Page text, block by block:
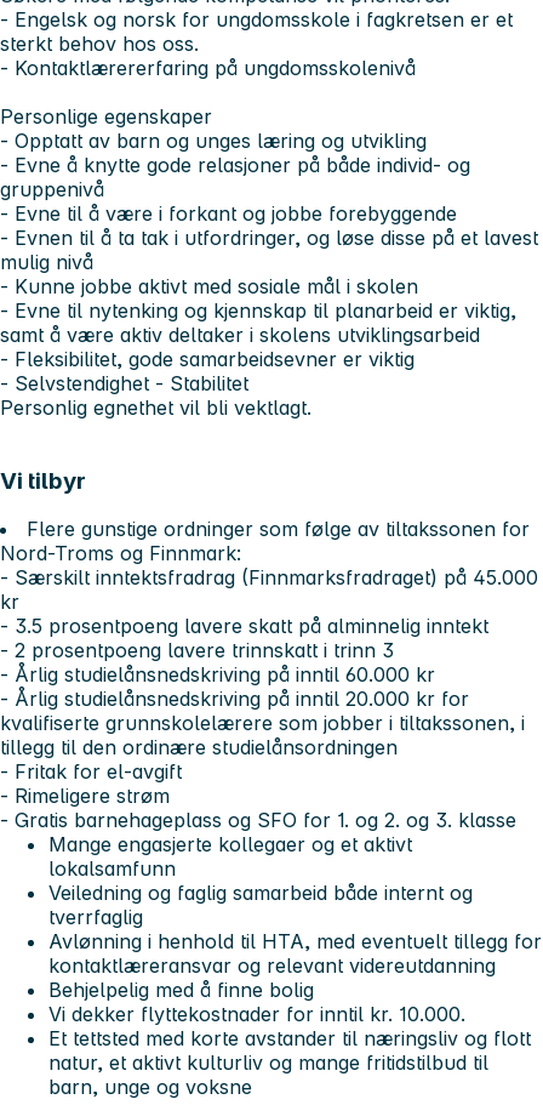
- Engelsk og norsk for ungdomsskole i fagkretsen er et
sterkt behov hos oss.
- Kontaktlærererfaring på ungdomsskolenivå
Personlige egenskaper
- Opptatt av barn og unges læring og utvikling
- Evne å knytte gode relasjoner på både individ- og
gruppenivå
- Evne til å være i forkant og jobbe forebyggende
- Evnen til å ta tak i utfordringer, og løse disse på et lavest
mulig nivå
- Kunne jobbe aktivt med sosiale mål i skolen
- Evne til nytenking og kjennskap til planarbeid er viktig,
samt å være aktiv deltaker i skolens utviklingsarbeid
- Fleksibilitet, gode samarbeidsevner er viktig
- Selvstendighet - Stabilitet
Personlig egnethet vil bli vektlagt.
Vi tilbyr
Flere gunstige ordninger som følge av tiltakssonen for
Nord-Troms og Finnmark:
- Særskilt inntektsfradrag (Finnmarksfradraget) på 45.000
kr
- 3.5 prosentpoeng lavere skatt på alminnelig inntekt
- 2 prosentpoeng lavere trinnskatt i trinn 3
- Årlig studielånsnedskriving på inntil 60.000 kr
- Årlig studielånsnedskriving på inntil 20.000 kr for
kvalifiserte grunnskolelærere som jobber i tiltakssonen, i
tillegg til den ordinære studielånsordningen
- Fritak for el-avgift
- Rimeligere strøm
- Gratis barnehageplass og SFO for 1. og 2. og 3. klasse
Mange engasjerte kollegaer og et aktivt
lokalsamfunn
Veiledning og faglig samarbeid både internt og
tverrfaglig
Avlønning i henhold til HTA, med eventuelt tillegg for
kontaktlæreransvar og relevant videreutdanning
Behjelpelig med å finne bolig
Vi dekker flyttekostnader for inntil kr. 10.000.
Et tettsted med korte avstander til næringsliv og flott
natur, et aktivt kulturliv og mange fritidstilbud til
barn, unge og voksne